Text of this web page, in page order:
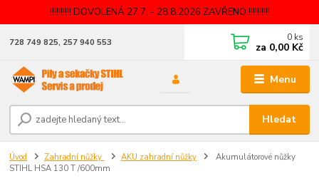
!!!!!!!!!! DOVOLENÁ 27.7. - 28.8.2026 ZAVŘENO !!!!!!!!!!
Menu
Hledat
728 749 825, 257 940 553 0 ks
za 0,00 Kč
Úvod Zahradní nůžky AKU zahradní nůžky
Akumulátorové nůžky
STIHL HSA 130 T /600mm